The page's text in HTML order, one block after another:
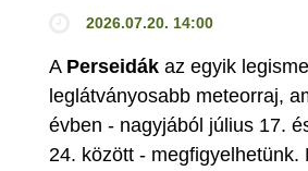
2026.07.20. 14:00
A Perseidák az egyik
leglátványosabb meteorraj,
évben - nagyjából július 17.
24. között - megfigyelhetünk.